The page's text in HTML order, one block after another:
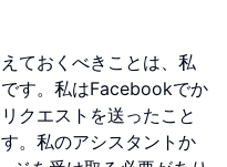
ておくべきことは、私
す。私はFacebookでか
クエストを送ったこと
。私のアシスタントか